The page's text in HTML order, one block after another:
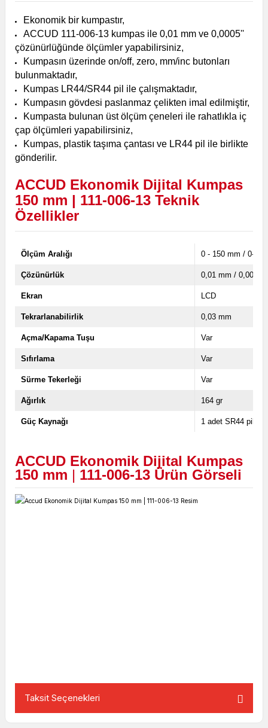
Ekonomik bir kumpastır,
ACCUD 111-006-13 kumpas ile 0,01 mm ve 0,0005''
çözünürlüğünde ölçümler yapabilirsiniz,
Kumpasın üzerinde on/off, zero, mm/inc butonları
bulunmaktadır,
Kumpas LR44/SR44 pil ile çalışmaktadır,
Kumpasın gövdesi paslanmaz çelikten imal edilmiştir,
Kumpasta bulunan üst ölçüm çeneleri ile rahatlıkla iç
çap ölçümleri yapabilirsiniz,
Kumpas, plastik taşıma çantası ve LR44 pil ile birlikte
gönderilir.
ACCUD Ekonomik Dijital Kumpas
150 mm | 111-006-13 Teknik
Özellikler
Ölçüm Aralığı 0 - 150 mm / 0-6''
Çözünürlük 0,01 mm / 0,0005''
Ekran LCD
Tekrarlanabilirlik 0,03 mm
Açma/Kapama Tuşu Var
Sıfırlama Var
Sürme Tekerleği Var
Ağırlık 164 gr
Güç Kaynağı 1 adet SR44 pil
ACCUD Ekonomik Dijital Kumpas
150 mm | 111-006-13 Ürün Görseli
Taksit Seçenekleri